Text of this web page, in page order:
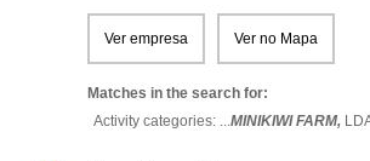
Ver empresa Ver no Mapa
Matches in the search for:
Activity categories: ...MINIKIWI FARM,